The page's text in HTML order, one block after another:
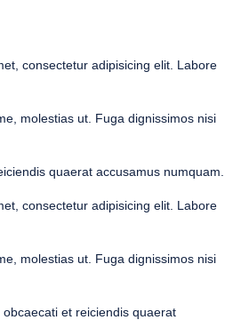
consectetur adipisicing elit. Labore
molestias ut. Fuga dignissimos nisi
quaerat accusamus numquam.
consectetur adipisicing elit. Labore
molestias ut. Fuga dignissimos nisi
et reiciendis quaerat